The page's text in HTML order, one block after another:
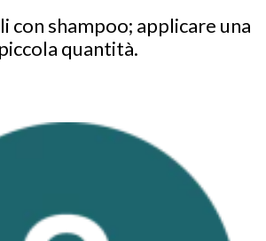
con shampoo; applicare una
piccola quantità.